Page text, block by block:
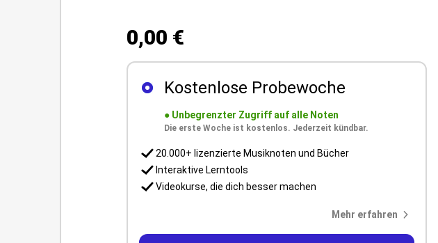
0,00 €
Kostenlose Probewoche
● Unbegrenzter Zugriff auf alle Noten
Die erste Woche ist kostenlos. Jederzeit kündbar.
20.000+ lizenzierte Musiknoten und Bücher
Interaktive Lerntools
Videokurse, die dich besser machen
Mehr erfahren